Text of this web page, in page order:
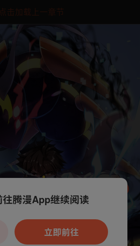
点击加载上一章节
持App阅读，可打开App新用
户7天免费看
往腾漫App继续阅读
立即前往